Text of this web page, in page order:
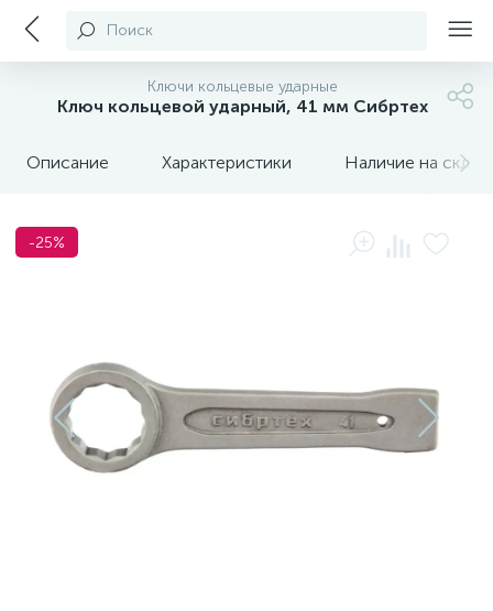
Поиск
Ключи кольцевые ударные
Ключ кольцевой ударный, 41 мм Сибртех
Описание Характеристики Наличие на
-25%